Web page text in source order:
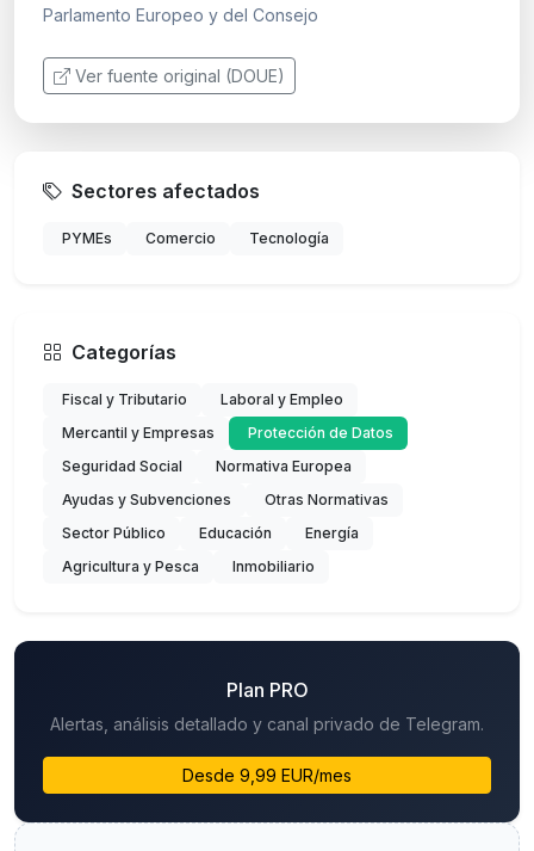
Parlamento Europeo y del Consejo
Ver fuente original (DOUE)
Sectores afectados
PYMEs Comercio Tecnología
Categorías
Fiscal y Tributario
Laboral y Empleo
Mercantil y Empresas
Protección de Datos
Seguridad Social
Normativa Europea
Ayudas y Subvenciones
Otras Normativas
Sector Público
Educación
Energía
Agricultura y Pesca
Inmobiliario
Plan PRO
Alertas, análisis detallado y canal privado de Telegram.
Desde 9,99 EUR/mes